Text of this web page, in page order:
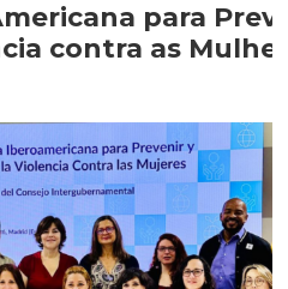
para
contra as